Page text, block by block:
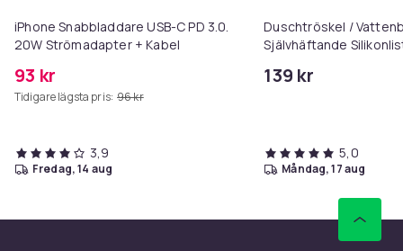
iPhone Snabbladdare USB-C PD 3.0.
20W Strömadapter + Kabel
93 kr
Tidigare lägsta pris: 96 kr
3,9
fredag, 14 aug
Duschtröskel /
Självhäftande
139 kr
5,0
måndag, 17 aug